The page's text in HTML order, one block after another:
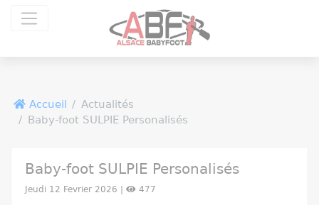
Accueil
Actualités
Baby-foot SULPIE Personalisés
Baby-foot SULPIE Personalisés
Jeudi 12 Fevrier 2026 | 477
Panneau de gestion des cookies